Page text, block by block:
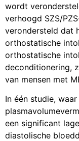
wordt
verhoogd SZS/
verondersteld dat
orthostatische
orthostatische
deconditionering,
van mensen met
In één studie,
een significant
diastolische